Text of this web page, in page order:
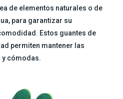
de elementos naturales o de
para garantizar su
Estos guantes de
permiten mantener las
y cómodas.